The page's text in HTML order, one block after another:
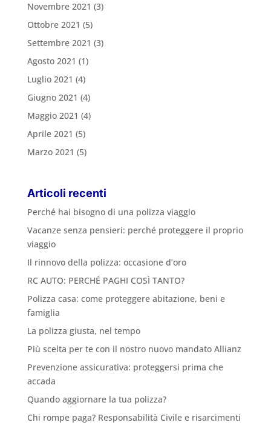
Novembre 2021 (3)
Ottobre 2021 (5)
Settembre 2021 (3)
Agosto 2021 (1)
Luglio 2021 (4)
Giugno 2021 (4)
Maggio 2021 (4)
Aprile 2021 (5)
Marzo 2021 (5)
Articoli recenti
Perché hai bisogno di una polizza viaggio
Vacanze senza pensieri: perché proteggere il proprio
viaggio
Il rinnovo della polizza: occasione d’oro
RC AUTO: PERCHÉ PAGHI COSÌ TANTO?
Polizza casa: come proteggere abitazione, beni e
famiglia
La polizza giusta, nel tempo
Più scelta per te con il nostro nuovo mandato Allianz
Prevenzione assicurativa: proteggersi prima che
accada
Quando aggiornare la tua polizza?
Chi rompe paga? Responsabilità Civile e risarcimenti